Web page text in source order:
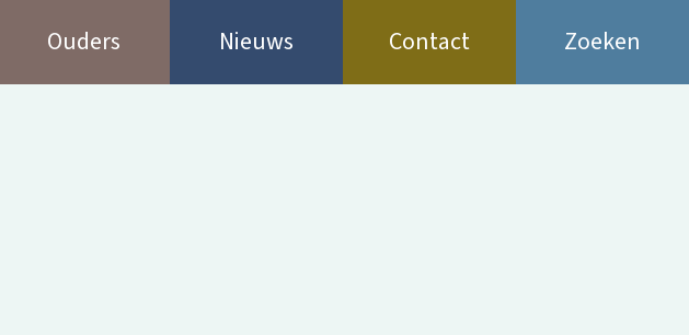
Ouders Nieuws Contact Zoeken